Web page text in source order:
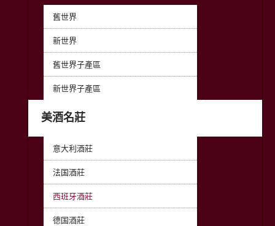
舊世界
新世界
舊世界子產區
新世界子產區
美酒名莊
意大利酒莊
法国酒莊
西班牙酒莊
德国酒莊